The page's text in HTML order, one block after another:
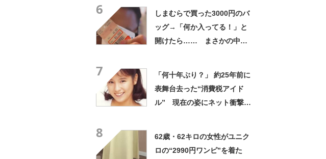
6
しまむらで買った3000円のバ
ッグ→「何か入ってる！」と
開けたら…… まさかの中身
7
「何十年ぶり？」 約25年前に
表舞台去った“消費税アイド
ル” 現在の姿にネット衝撃
8
62歳・62キロの女性がユニク
ロの“2990円ワンピ”を着た